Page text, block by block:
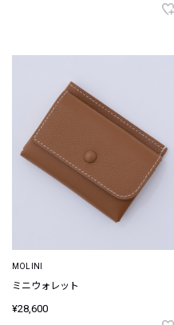
MOLINI
ミニウォレット
¥28,600